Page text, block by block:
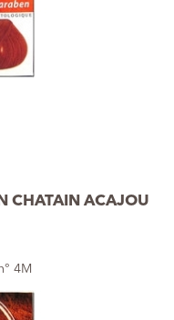
CHATAIN ACAJOU
4M